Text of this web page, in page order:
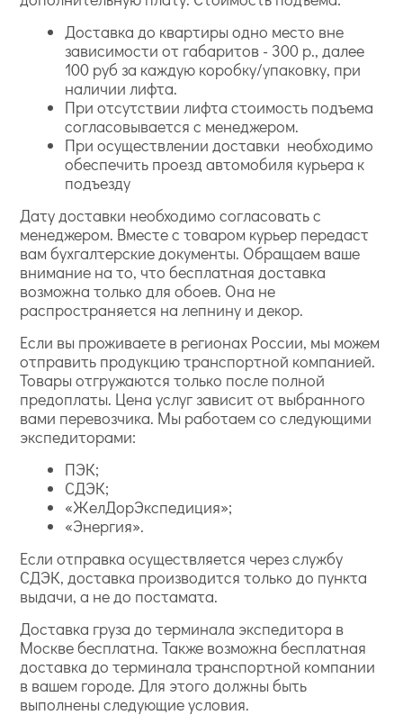
Доставка до квартиры одно место вне
зависимости от габаритов - 300 р., далее
100 руб за каждую коробку/упаковку, при
наличии лифта.
При отсутствии лифта стоимость подъема
согласовывается с менеджером.
При осуществлении доставки необходимо
обеспечить проезд автомобиля курьера к
подъезду
Дату доставки необходимо согласовать с
менеджером. Вместе с товаром курьер передаст
вам бухгалтерские документы. Обращаем ваше
внимание на то, что бесплатная доставка
возможна только для обоев. Она не
распространяется на лепнину и декор.
Если вы проживаете в регионах России, мы можем
отправить продукцию транспортной компанией.
Товары отгружаются только после полной
предоплаты. Цена услуг зависит от выбранного
вами перевозчика. Мы работаем со следующими
экспедиторами:
ПЭК;
СДЭК;
«ЖелДорЭкспедиция»;
«Энергия».
Если отправка осуществляется через службу
СДЭК, доставка производится только до пункта
выдачи, а не до постамата.
Доставка груза до терминала экспедитора в
Москве бесплатна. Также возможна бесплатная
доставка до терминала транспортной компании
в вашем городе. Для этого должны быть
выполнены следующие условия.